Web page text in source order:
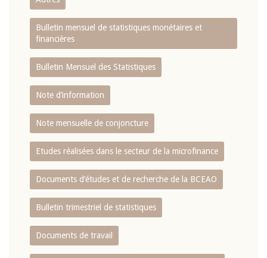
Bulletin mensuel de statistiques monétaires et
financières
Bulletin Mensuel des Statistiques
Note d’information
Note mensuelle de conjoncture
Etudes réalisées dans le secteur de la microfinance
Documents d’études et de recherche de la BCEAO
Bulletin trimestriel de statistiques
Documents de travail